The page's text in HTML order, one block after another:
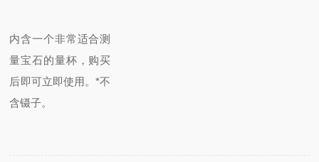
内含一个非常适合测
量宝石的量杯，购买
后即可立即使用。*不
含镊子。